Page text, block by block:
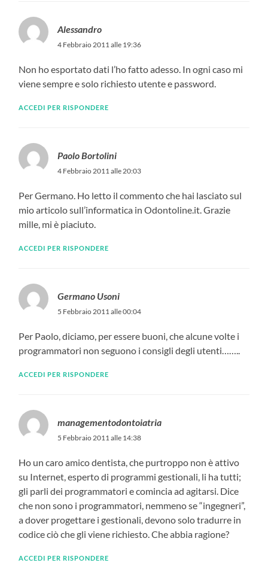
Alessandro
4 Febbraio 2011 alle 19:36
Non ho esportato dati l’ho fatto adesso. In ogni caso mi
viene sempre e solo richiesto utente e password.
ACCEDI PER RISPONDERE
Paolo Bortolini
4 Febbraio 2011 alle 20:03
Per Germano. Ho letto il commento che hai lasciato sul
mio articolo sull’informatica in Odontoline.it. Grazie
mille, mi è piaciuto.
ACCEDI PER RISPONDERE
Germano Usoni
5 Febbraio 2011 alle 00:04
Per Paolo, diciamo, per essere buoni, che alcune volte i
programmatori non seguono i consigli degli utenti……..
ACCEDI PER RISPONDERE
managementodontoiatria
5 Febbraio 2011 alle 14:38
Ho un caro amico dentista, che purtroppo non è attivo
su Internet, esperto di programmi gestionali, li ha tutti;
gli parli dei programmatori e comincia ad agitarsi. Dice
che non sono i programmatori, nemmeno se “ingegneri”,
a dover progettare i gestionali, devono solo tradurre in
codice ciò che gli viene richiesto. Che abbia ragione?
ACCEDI PER RISPONDERE